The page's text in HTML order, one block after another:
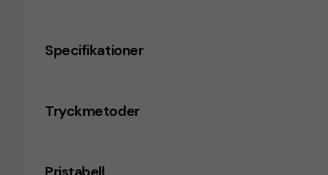
Specifikationer
Tryckmetoder